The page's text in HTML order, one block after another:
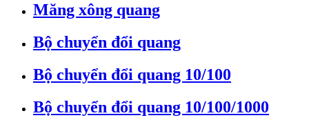
Măng xông quang
Bộ chuyển đổi quang
Bộ chuyển đổi quang 10/100
Bộ chuyển đổi quang 10/100/1000